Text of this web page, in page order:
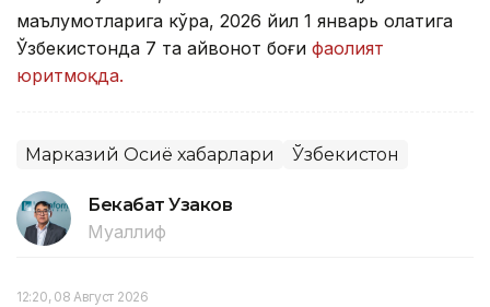
маълумотларига кўра, 2026 йил 1 январь ҳолатига
Ўзбекистонда 7 та ҳайвонот боғи фаолият
юритмоқда.
Марказий Осиё хабарлари Ўзбекистон
Бекабат Узаков
Муаллиф
12:20, 08 Август 2026